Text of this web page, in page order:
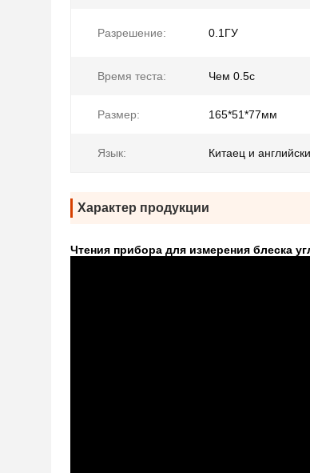
Разрешение: 0.1ГУ
Время теста: Чем 0.5с
Размер: 165*51*77мм
Язык: Китаец и
Характер продукции
Чтения прибора для измерения блеска